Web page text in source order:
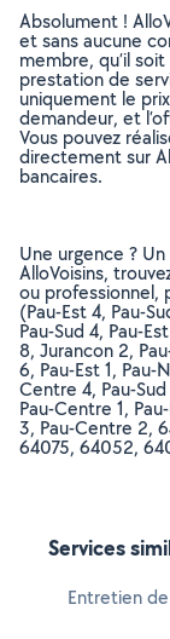
Absolument !
et sans aucune
membre, qu’il
prestation de
uniquement le
demandeur, et
Vous pouvez
directement sur
bancaires.
Une urgence ?
AlloVoisins,
ou professionnel,
(Pau-Est 4, Pau-
Pau-Sud 4, Pau-
8, Jurancon 2,
6, Pau-Est 1, Pau-
Centre 4, Pau-
Pau-Centre 1,
3, Pau-Centre 2,
64075, 64052,
Services
Entretien